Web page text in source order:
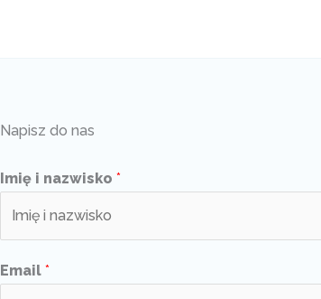
Napisz do nas
Imię i nazwisko *
Email *